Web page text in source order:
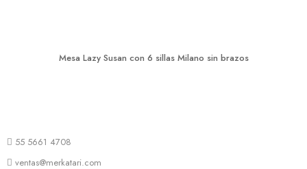
Mesa Lazy Susan con 6 sillas Milano sin brazos
55 5661 4708
ventas@merkatari.com